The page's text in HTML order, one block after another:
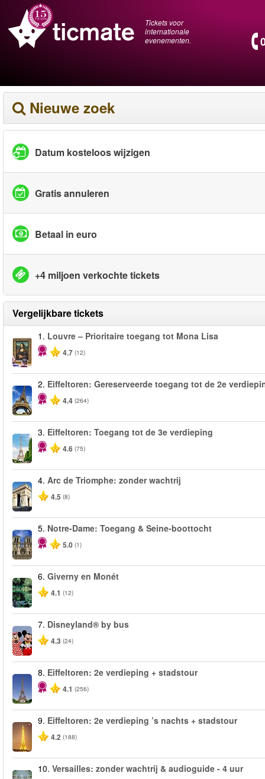
Tickets voor
internationale
evenementen.
Nieuwe zoek
Datum kosteloos wijzigen
Gratis annuleren
Betaal in euro
+4 miljoen verkochte tickets
Vergelijkbare tickets
1. Louvre – Prioritaire toegang tot Mona Lisa
4.7 (12)
2. Eiffeltoren: Gereserveerde toegang tot de 2e
4.4 (264)
3. Eiffeltoren: Toegang tot de 3e verdieping
4.6 (75)
4. Arc de Triomphe: zonder wachtrij
4.5 (8)
5. Notre-Dame: Toegang & Seine-boottocht
5.0 (1)
6. Giverny en Monét
4.1 (12)
7. Disneyland® by bus
4.3 (24)
8. Eiffeltoren: 2e verdieping + stadstour
4.1 (256)
9. Eiffeltoren: 2e verdieping ’s nachts + stadstour
4.2 (188)
10. Versailles: zonder wachtrij & audioguide - 4 uur